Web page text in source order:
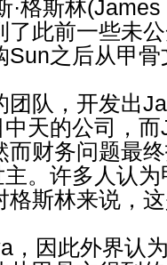
·格斯林
了此前一些未
Sun之后从甲骨
团队，开发出
天的公司，
而财务问题最
。许多人认
格斯林来说，
，因此外界认